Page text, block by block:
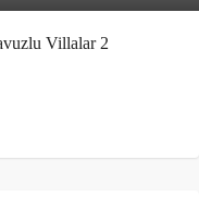
Villalar 2